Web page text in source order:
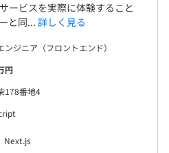
ービスを実際に体験すること
と同... 詳しく見る
ンジニア（フロントエンド）
円
178番地4
Next.js